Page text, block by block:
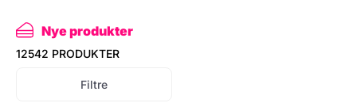
Nye produkter
12542 PRODUKTER
Filtre